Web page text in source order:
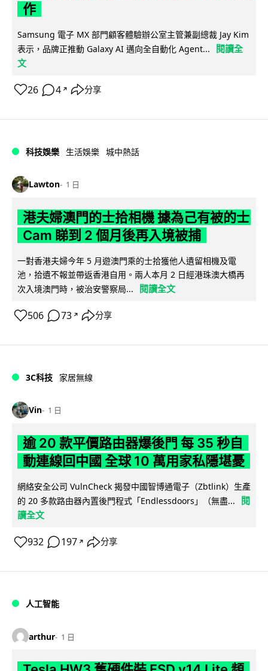
作
Samsung 電子 MX 部門顧客體驗辦公室主管兼副總裁 Jay Kim
表示，品牌正推動 Galaxy AI 邁向全自動化 Agent...
閱讀全
文
26 4 ↗ 分享
科技娛樂 生活娛樂 城中熱話
Lawton 1 日
港夫婦澳門的士拾相機 據為己有被的士
Cam 睇到 2 個月後再入境被捕
一對香港夫婦今年 5 月遊澳門乘的士拾獲他人遺留相機及電
池，拾遺不報並帶返香港自用。兩人本月 2 日經港珠澳大橋再
次入境澳門時，被治安警察局...
閱讀全文
506 73 ↗ 分享
3C科技 家居無線
Vin 1 日
逾 20 款平價路由器爆後門 每 35 秒自
動連線回中國 全球 10 萬用家私隱堪憂
網絡安全公司 VulnCheck 揭發中國智博通電子（Zbtlink）生產
的 20 多款路由器內置後門程式「Endlessdoors」（無盡...
閱
讀全文
932 197 ↗ 分享
人工智能
arthur 1 日